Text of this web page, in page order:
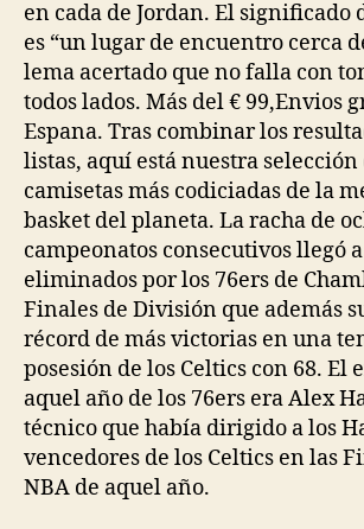
en cada de Jordan. El significado
es “un lugar de encuentro cerca
lema acertado que no falla con
todos lados. Más del € 99,Envios
Espana. Tras combinar los
listas, aquí está nuestra selección
camisetas más codiciadas de la
basket del planeta. La racha de
campeonatos consecutivos llegó
eliminados por los 76ers de
Finales de División que además
récord de más victorias en una
posesión de los Celtics con 68. El
aquel año de los 76ers era Alex
técnico que había dirigido a los
vencedores de los Celtics en las
NBA de aquel año.